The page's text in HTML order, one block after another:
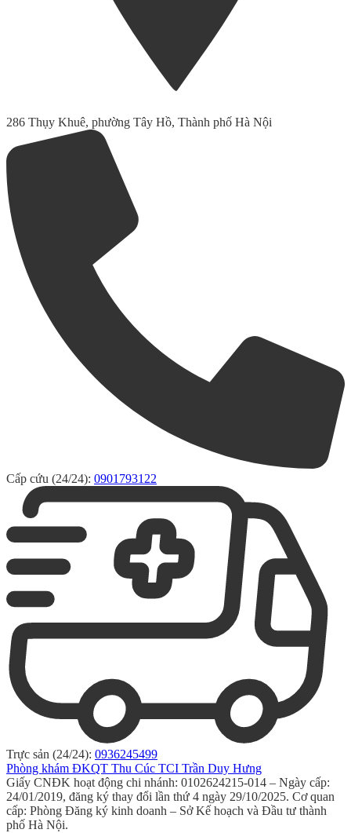
286 Thụy Khuê, phường Tây Hồ, Thành phố Hà Nội
Cấp cứu (24/24): 0901793122
Trực sản (24/24): 0936245499
Phòng khám ĐKQT Thu Cúc TCI Trần Duy Hưng
Giấy CNĐK hoạt động chi nhánh: 0102624215-014 – Ngày cấp:
24/01/2019, đăng ký thay đổi lần thứ 4 ngày 29/10/2025. Cơ quan
cấp: Phòng Đăng ký kinh doanh – Sở Kế hoạch và Đầu tư thành
phố Hà Nội.